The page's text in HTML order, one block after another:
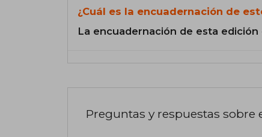
¿Cuál es la encuadernación de
La encuadernación de esta edición
Preguntas y respuestas sobre